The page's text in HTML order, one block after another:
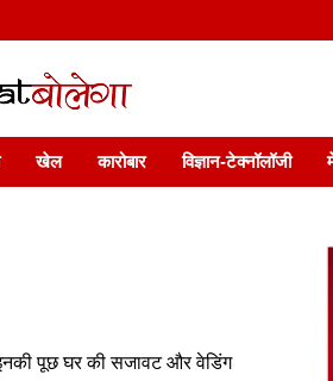
बोलेगा
India: News, Views, Info, Trends & Podcast I
खेल कारोबार विज्ञान-टेक्नॉलॉजी
पूछ घर की सजावट और वेडिंग